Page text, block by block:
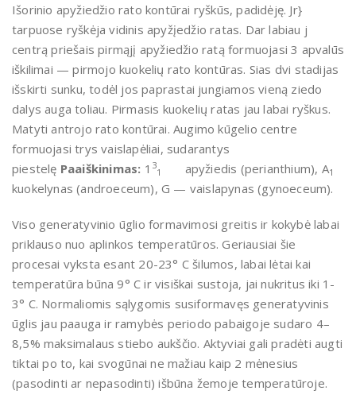
Išorinio apyžiedžio rato kontūrai ryškūs, padidėję. Jr}
tarpuose ryškėja vidinis apy­žįedžio ratas. Dar labiau j
centrą priešais pirmąjį apyžiedžio ratą formuojasi 3 apvalūs
iškilimai — pirmojo kuokelių rato kontūras. Sias dvi stadijas
išskirti sunku, todėl jos paprastai jungiamos vieną ziedo
dalys auga toliau. Pirmasis kuokelių ratas jau labai ryškus.
Matyti antrojo rato kontūrai. Augimo kūgelio centre
formuojasi trys vaislapėliai, sudarantys
piestelę Paaiškinimas: 1 3
1 apyžiedis (perianthium), A1
kuokelynas (androeceum), G — vaislapynas (gynoeceum).
Viso generatyvinio ūglio formavi­mosi greitis ir kokybė labai
priklauso nuo aplinkos temperatūros. Geriausiai šie
procesai vyksta esant 20-23° C šilu­mos, labai lėtai kai
temperatūra būna 9° C ir visiškai sustoja, jai nukritus iki 1-
3° C. Normaliomis sąlygomis susi­formavęs generatyvinis
ūglis jau paau­ga ir ramybės periodo pabaigoje sudaro 4–
8,5% maksimalaus stiebo aukščio. Aktyviai gali pradėti augti
tiktai po to, kai svogūnai ne mažiau kaip 2 mėnesius
(pasodinti ar nepasodinti) išbūna žemo­je temperatūroje.